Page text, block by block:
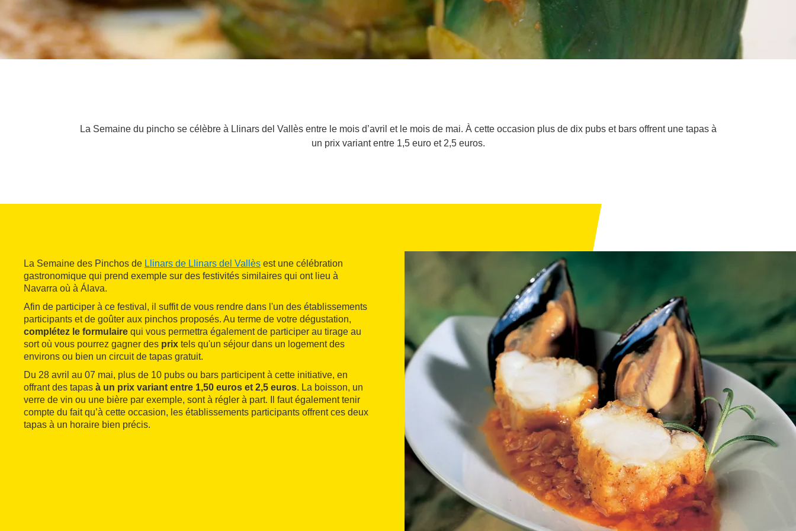
La Semaine du pincho se célèbre à Llinars del Vallès entre le mois d’avril et le mois de mai. À cette occasion plus de dix pubs et bars offrent une tapas à
un prix variant entre 1,5 euro et 2,5 euros.
La Semaine des Pinchos de Llinars de Llinars del Vallès est une célébration
gastronomique qui prend exemple sur des festivités similaires qui ont lieu à
Navarra où à Álava.
Afin de participer à ce festival, il suffit de vous rendre dans l'un des établissements
participants et de goûter aux pinchos proposés. Au terme de votre dégustation,
complétez le formulaire qui vous permettra également de participer au tirage au
sort où vous pourrez gagner des prix tels qu'un séjour dans un logement des
environs ou bien un circuit de tapas gratuit.
Du 28 avril au 07 mai, plus de 10 pubs ou bars participent à cette initiative, en
offrant des tapas à un prix variant entre 1,50 euros et 2,5 euros. La boisson, un
verre de vin ou une bière par exemple, sont à régler à part. Il faut également tenir
compte du fait qu’à cette occasion, les établissements participants offrent ces deux
tapas à un horaire bien précis.